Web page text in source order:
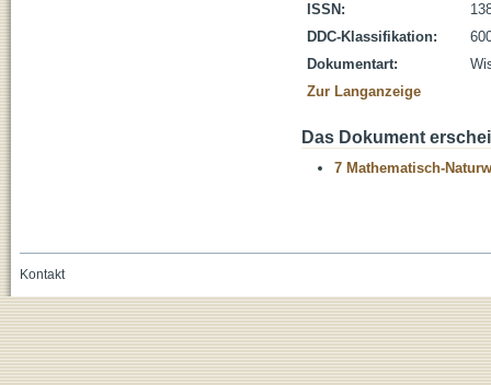
ISSN:
DDC-Klassifikation:
Dokumentart:
Zur Langanzeige
Das Dokument
7 Mathematisch-
Kontakt